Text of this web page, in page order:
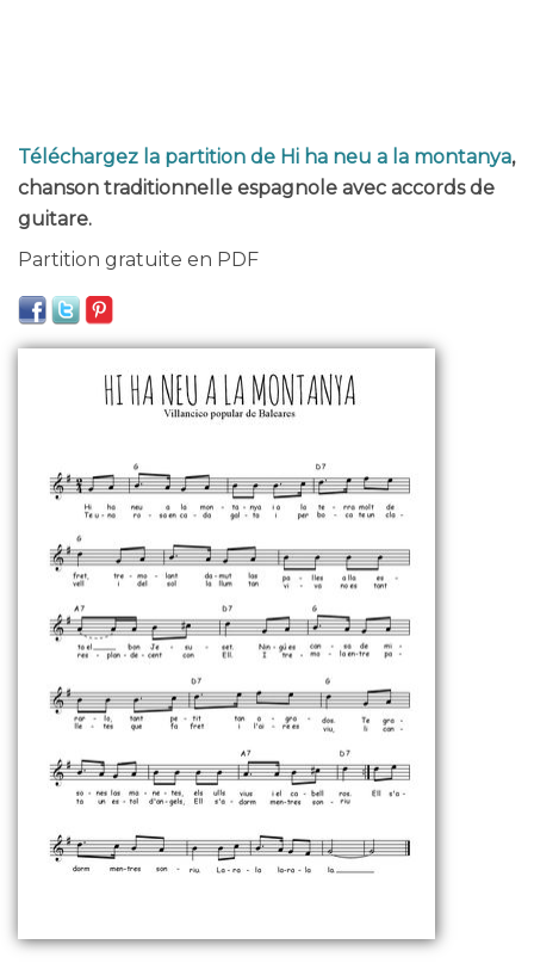
Téléchargez la partition de Hi ha neu a la montanya,
chanson traditionnelle espagnole avec accords de
guitare.
Partition gratuite en PDF